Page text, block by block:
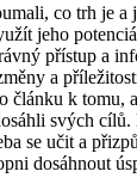
co trh je a
jeho
přístup a
a
článku k tomu,
svých cílů.
se učit a
dosáhnout